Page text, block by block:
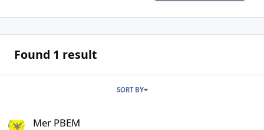
Found 1 result
SORT BY
Mer PBEM